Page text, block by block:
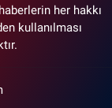
her hakkı
kullanılması